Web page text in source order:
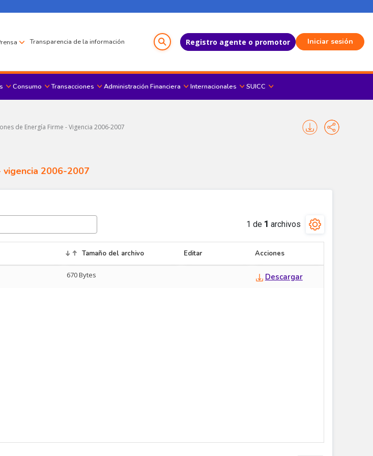
Transparencia de la información Registro agente o promotor Iniciar sesión
Consumo Transacciones Administración Financiera Internacionales SUICC
de Energía Firme - Vigencia 2006-2007
vigencia 2006-2007